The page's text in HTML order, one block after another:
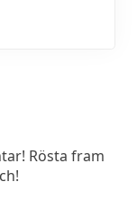
Rösta fram